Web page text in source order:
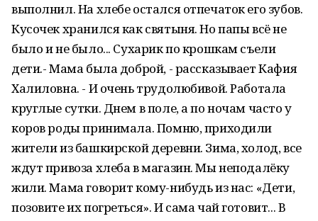
выполнил. На хлебе остался отпечаток его зубов.
Кусочек хранился как святыня. Но папы всё не
было и не было... Сухарик по крошкам съели
дети.- Мама была доброй, - рассказывает Кафия
Халиловна. - И очень трудолюбивой. Работала
круглые сутки. Днем в поле, а по ночам часто у
коров роды принимала. Помню, приходили
жители из башкирской деревни. Зима, холод, все
ждут привоза хлеба в магазин. Мы неподалёку
жили. Мама говорит кому-нибудь из нас: «Дети,
позовите их погреться». И сама чай готовит... В